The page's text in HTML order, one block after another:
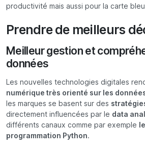
productivité mais aussi pour la carte
Prendre de meilleurs
Meilleur gestion et
données
Les nouvelles technologies digitales
numérique très orienté sur les
les marques se basent sur des
directement influencées par le data
différents canaux comme par exemple
programmation Python.